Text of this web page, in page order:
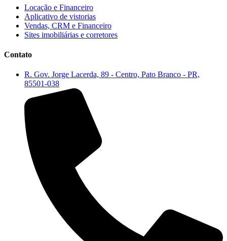
Locação e Financeiro
Aplicativo de vistorias
Vendas, CRM e Financeiro
Sites imobiliárias e corretores
Contato
R. Gov. Jorge Lacerda, 89 - Centro, Pato Branco - PR,
85501-038